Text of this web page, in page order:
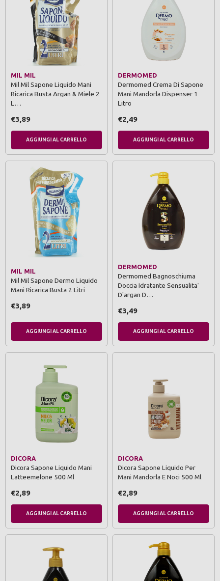
MIL MIL
Mil Mil Sapone Liquido Mani
Ricarica Busta Argan & Miele 2
L…
€3,89
AGGIUNGI AL CARRELLO
DERMOMED
Dermomed Crema Di Sapone
Mani Mandorla Dispenser 1
Litro
€2,49
AGGIUNGI AL CARRELLO
MIL MIL
Mil Mil Sapone Dermo Liquido
Mani Ricarica Busta 2 Litri
€3,89
AGGIUNGI AL CARRELLO
DERMOMED
Dermomed Bagnoschiuma
Doccia Idratante Sensualita'
D'argan D…
€3,49
AGGIUNGI AL CARRELLO
DICORA
Dicora Sapone Liquido Mani
Latteemelone 500 Ml
€2,89
AGGIUNGI AL CARRELLO
DICORA
Dicora Sapone Liquido Per
Mani Mandorla E Noci 500 Ml
€2,89
AGGIUNGI AL CARRELLO